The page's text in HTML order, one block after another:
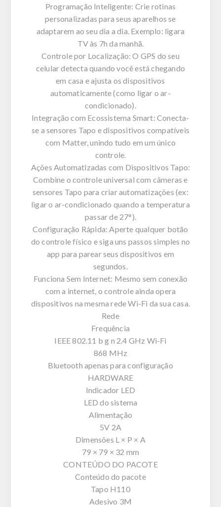
Programação Inteligente: Crie rotinas
personalizadas para seus aparelhos se
adaptarem ao seu dia a dia. Exemplo: ligara
TV às 7h da manhã.
Controle por Localização: O GPS do seu
celular detecta quando você está chegando
em casa e ajusta os dispositivos
automaticamente (como ligar o ar-
condicionado).
Integração com Ecossistema Smart: Conecta-
se a sensores Tapo e dispositivos compatíveis
com Matter, unindo tudo em um único
controle.
Ações Automatizadas com Dispositivos Tapo:
Combine o controle universal com câmeras e
sensores Tapo para criar automatizações (ex:
ligar o ar-condicionado quando a temperatura
passar de 27°).
Configuração Rápida: Aperte qualquer botão
do controle físico e siga uns passos simples no
app para parear seus dispositivos em
segundos.
Funciona Sem Internet: Mesmo sem conexão
com a internet, o controle ainda opera
dispositivos na mesma rede Wi-Fi da sua casa.
Rede
Frequência
IEEE 802.11 b g n 2.4 GHz Wi-Fi
868 MHz
Bluetooth apenas para configuração
HARDWARE
Indicador LED
LED do sistema
Alimentação
5V 2A
Dimensões L × P × A
79 × 79 × 32 mm
CONTEÚDO DO PACOTE
Conteúdo do pacote
Tapo H110
Adesivo 3M